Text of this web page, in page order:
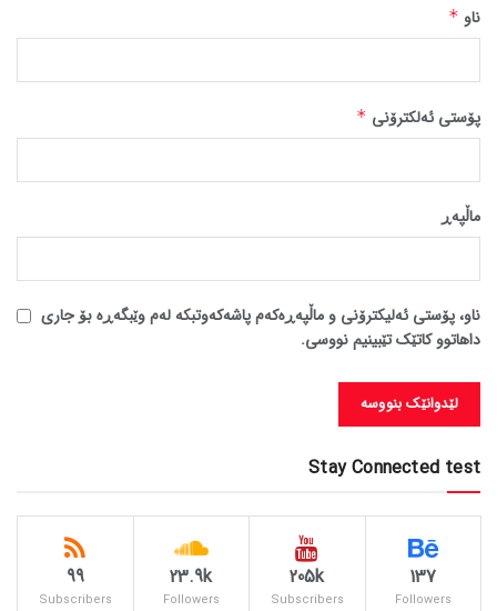
ناو *
پۆستی ئەلکترۆنی *
ماڵپه‌ڕ
ناو، پۆستی ئەلیکترۆنی و ماڵپەڕەکەم پاشەکەوتبکە لەم وێبگەڕە بۆ جاری
داهاتوو کاتێک تێبینیم نووسی.
Stay Connected test
137
Followers
205k
Subscribers
23.9k
Followers
99
Subscribers